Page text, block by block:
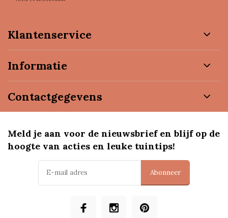
Klantenservice
Informatie
Contactgegevens
Meld je aan voor de nieuwsbrief en blijf op de
hoogte van acties en leuke tuintips!
Abonneer